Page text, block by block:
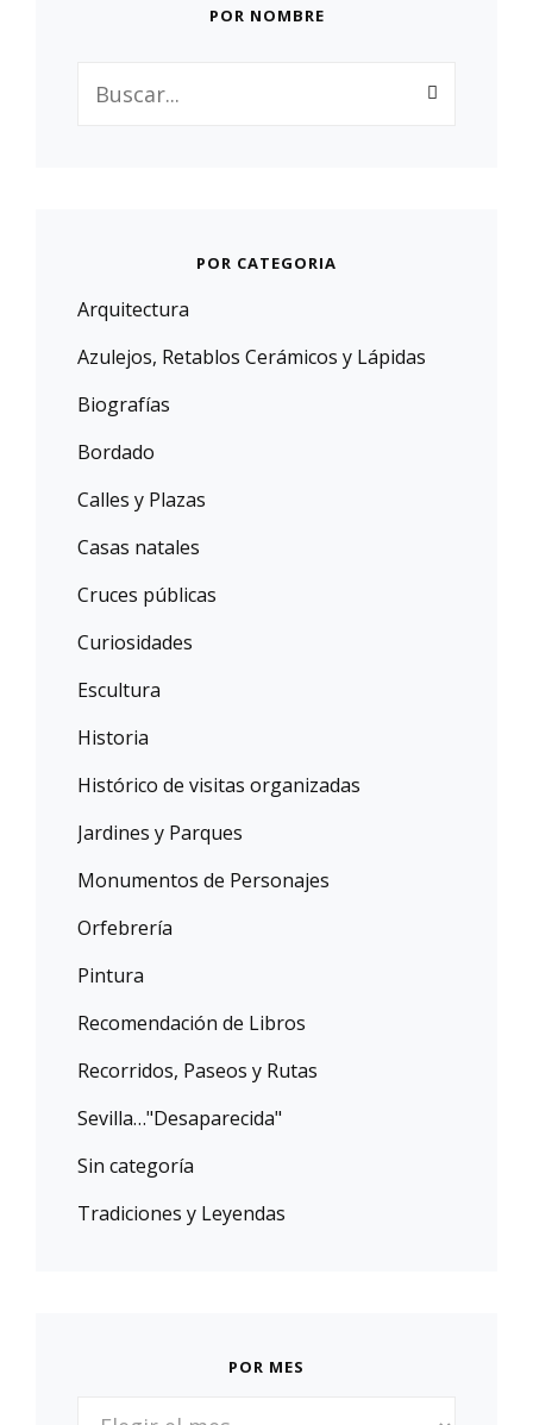
POR NOMBRE
POR CATEGORIA
Arquitectura
Azulejos, Retablos Cerámicos y Lápidas
Biografías
Bordado
Calles y Plazas
Casas natales
Cruces públicas
Curiosidades
Escultura
Historia
Histórico de visitas organizadas
Jardines y Parques
Monumentos de Personajes
Orfebrería
Pintura
Recomendación de Libros
Recorridos, Paseos y Rutas
Sevilla…"Desaparecida"
Sin categoría
Tradiciones y Leyendas
POR MES